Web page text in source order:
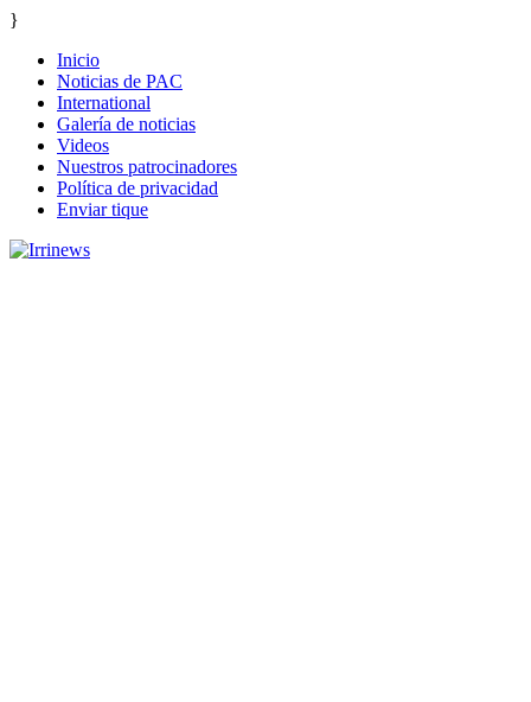
}
Inicio
Noticias de PAC
International
Galería de noticias
Videos
Nuestros patrocinadores
Política de privacidad
Enviar tique